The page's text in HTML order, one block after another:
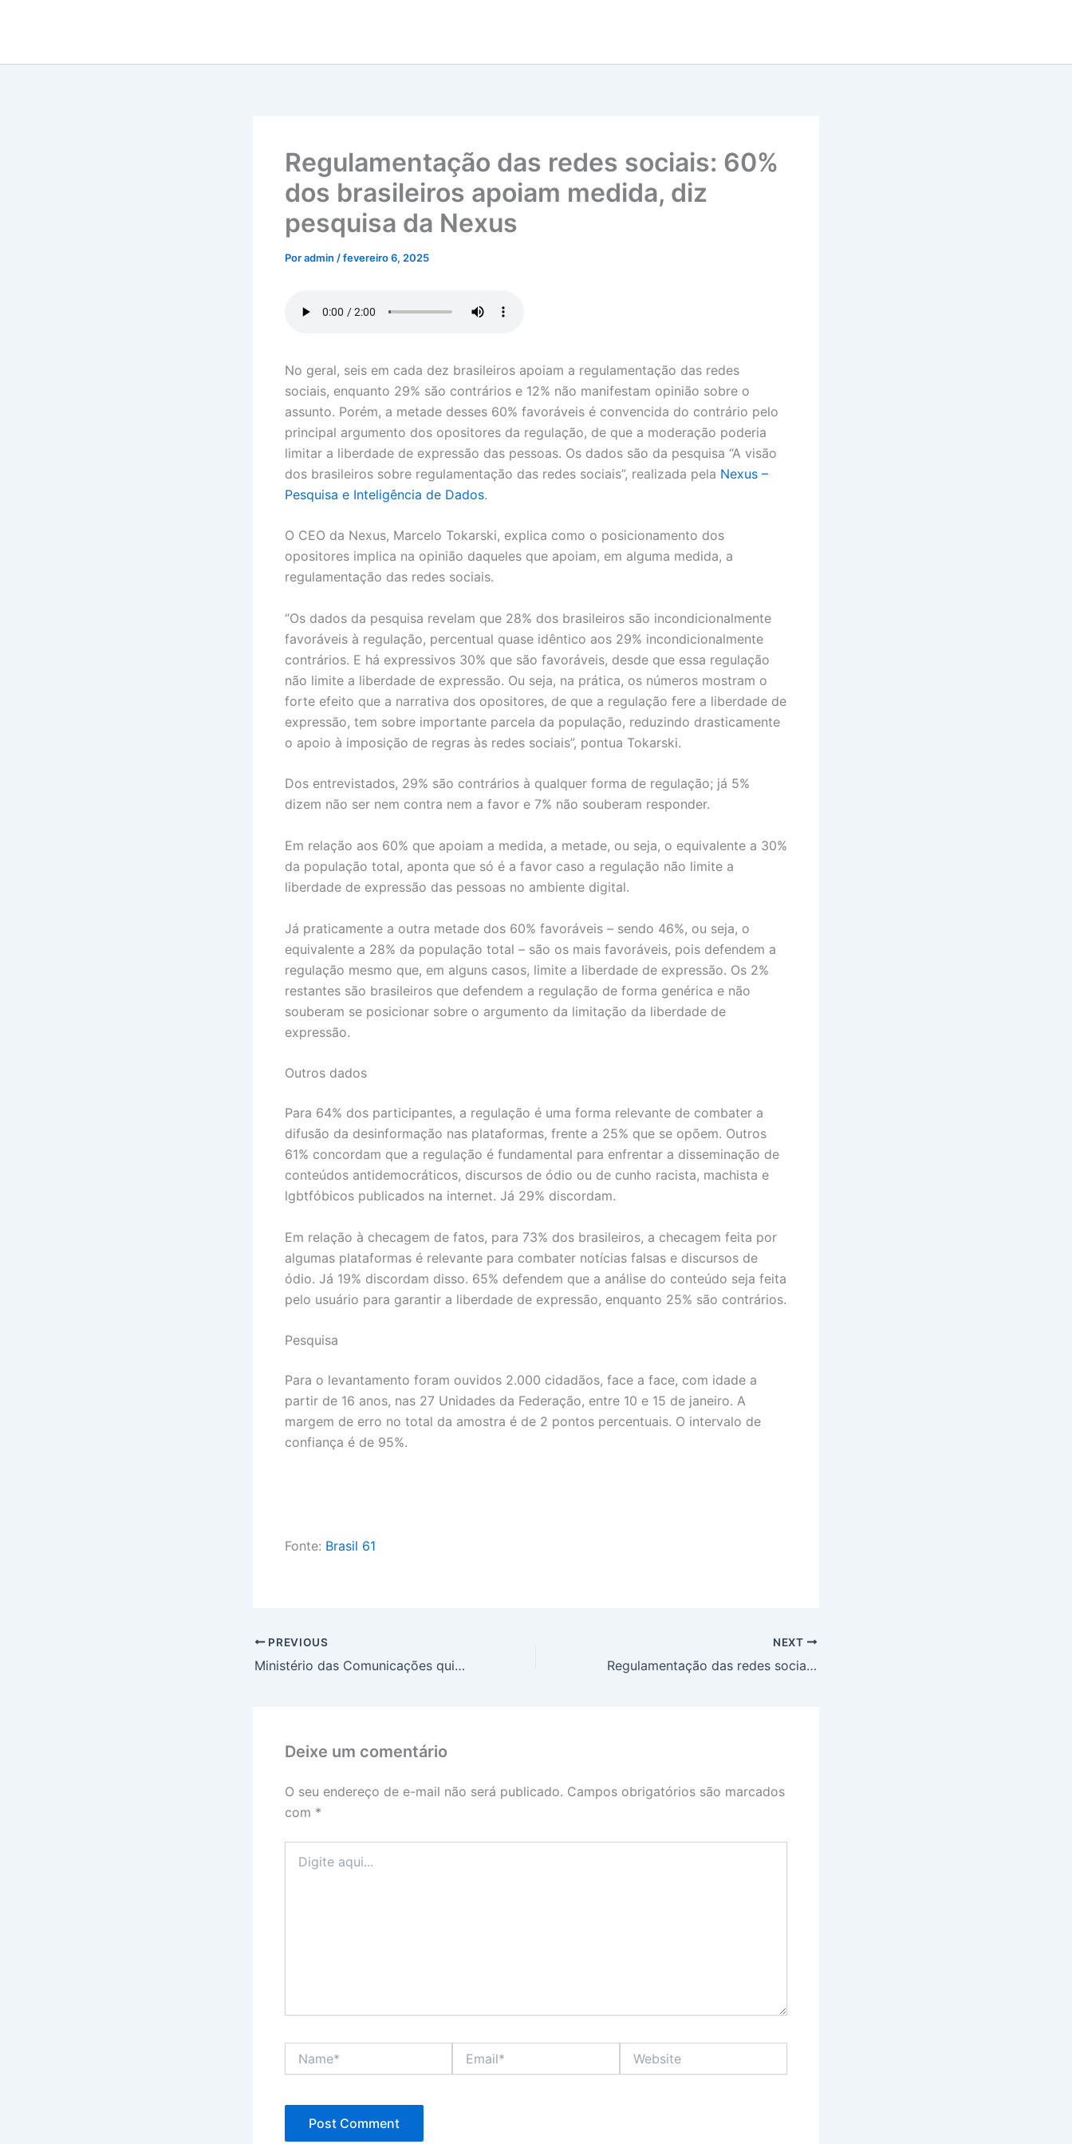
Regulamentação das redes sociais: 60%
dos brasileiros apoiam medida, diz
pesquisa da Nexus
Poradmin /fevereiro 6, 2025
No geral, seis em cada dez brasileiros apoiam a regulamentação das redes
sociais, enquanto 29% são contrários e 12% não manifestam opinião sobre o
assunto. Porém, a metade desses 60% favoráveis é convencida do contrário pelo
principal argumento dos opositores da regulação, de que a moderação poderia
limitar a liberdade de expressão das pessoas. Os dados são da pesquisa “A visão
dos brasileiros sobre regulamentação das redes sociais”, realizada pela Nexus –
Pesquisa e Inteligência de Dados.
O CEO da Nexus, Marcelo Tokarski, explica como o posicionamento dos
opositores implica na opinião daqueles que apoiam, em alguma medida, a
regulamentação das redes sociais.
“Os dados da pesquisa revelam que 28% dos brasileiros são incondicionalmente
favoráveis à regulação, percentual quase idêntico aos 29% incondicionalmente
contrários. E há expressivos 30% que são favoráveis, desde que essa regulação
não limite a liberdade de expressão. Ou seja, na prática, os números mostram o
forte efeito que a narrativa dos opositores, de que a regulação fere a liberdade de
expressão, tem sobre importante parcela da população, reduzindo drasticamente
o apoio à imposição de regras às redes sociais”, pontua Tokarski.
Dos entrevistados, 29% são contrários à qualquer forma de regulação; já 5%
dizem não ser nem contra nem a favor e 7% não souberam responder.
Em relação aos 60% que apoiam a medida, a metade, ou seja, o equivalente a 30%
da população total, aponta que só é a favor caso a regulação não limite a
liberdade de expressão das pessoas no ambiente digital.
Já praticamente a outra metade dos 60% favoráveis – sendo 46%, ou seja, o
equivalente a 28% da população total – são os mais favoráveis, pois defendem a
regulação mesmo que, em alguns casos, limite a liberdade de expressão. Os 2%
restantes são brasileiros que defendem a regulação de forma genérica e não
souberam se posicionar sobre o argumento da limitação da liberdade de
expressão.
Outros dados
Para 64% dos participantes, a regulação é uma forma relevante de combater a
difusão da desinformação nas plataformas, frente a 25% que se opõem. Outros
61% concordam que a regulação é fundamental para enfrentar a disseminação de
conteúdos antidemocráticos, discursos de ódio ou de cunho racista, machista e
lgbtfóbicos publicados na internet. Já 29% discordam.
Em relação à checagem de fatos, para 73% dos brasileiros, a checagem feita por
algumas plataformas é relevante para combater notícias falsas e discursos de
ódio. Já 19% discordam disso. 65% defendem que a análise do conteúdo seja feita
pelo usuário para garantir a liberdade de expressão, enquanto 25% são contrários.
Pesquisa
Para o levantamento foram ouvidos 2.000 cidadãos, face a face, com idade a
partir de 16 anos, nas 27 Unidades da Federação, entre 10 e 15 de janeiro. A
margem de erro no total da amostra é de 2 pontos percentuais. O intervalo de
confiança é de 95%.
Fonte: Brasil 61
PREVIOUS
Ministério das Comunicações quintuplica número de rádios comunitárias autorizadas a operar em SP
NEXT
Regulamentação das redes sociais: 60% dos brasileiros apoiam medida, diz pesquisa da Nexus
Deixe um comentário
O seu endereço de e-mail não será publicado. Campos obrigatórios são marcados
com *
aqui...